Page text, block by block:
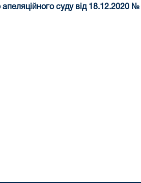
суду від 18.12.2020